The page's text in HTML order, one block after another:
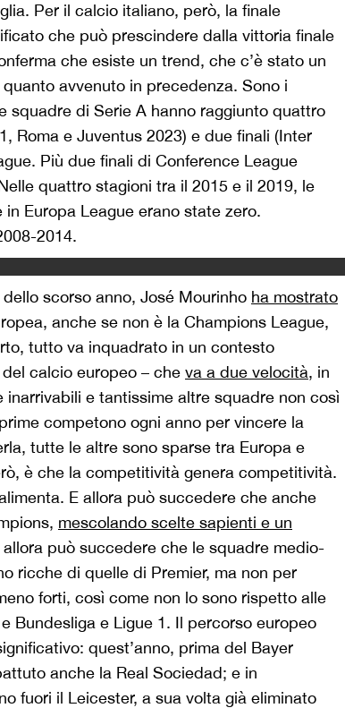
Per il calcio italiano, però, la finale
che può prescindere dalla vittoria finale
che esiste un trend, che c’è stato un
avvenuto in precedenza. Sono i
squadre di Serie A hanno raggiunto quattro
Roma e Juventus 2023) e due finali (Inter
Più due finali di Conference League
quattro stagioni tra il 2015 e il 2019, le
Europa League erano state zero.
2014.
scorso anno, José Mourinho ha mostrato
anche se non è la Champions League,
tutto va inquadrato in un contesto
calcio europeo – che va a due velocità, in
e tantissime altre squadre non così
competono ogni anno per vincere la
tutte le altre sono sparse tra Europa e
è che la competitività genera competitività.
E allora può succedere che anche
mescolando scelte sapienti e un
allora può succedere che le squadre medio-
ricche di quelle di Premier, ma non per
forti, così come non lo sono rispetto alle
Bundesliga e Ligue 1. Il percorso europeo
quest’anno, prima del Bayer
anche la Real Sociedad; e in
fuori il Leicester, a sua volta già eliminato